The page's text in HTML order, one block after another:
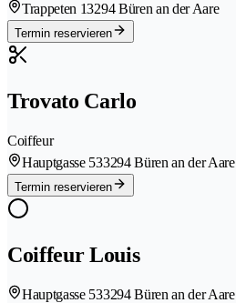
Trappeten 13294 Büren an der Aare
Termin reservieren
Trovato Carlo
Coiffeur
Hauptgasse 533294 Büren an der Aare
Termin reservieren
Coiffeur Louis
Hauptgasse 533294 Büren an der Aare